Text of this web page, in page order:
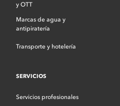
y OTT
Marcas de agua y
antipiratería
Transporte y hotelería
SERVICIOS
Servicios profesionales